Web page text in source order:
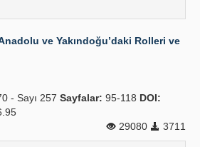
ve Yakındoğu’daki Rolleri ve
- Sayı 257 Sayfalar: 95-118 DOI:
29080
3711